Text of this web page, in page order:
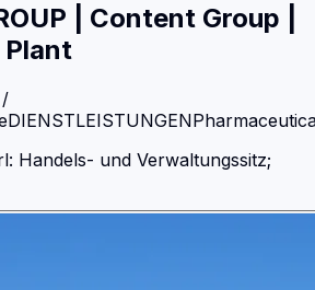
Content Group |
Plant
/
DIENSTLEISTUNGEN
Handels- und Verwaltungssitz;